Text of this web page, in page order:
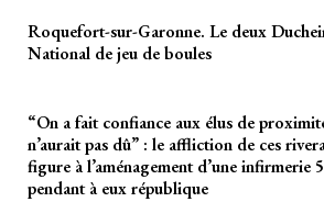
Roquefort-sur-Garonne. Le deux
National de jeu de boules
“On a fait confiance aux élus de
n’aurait pas dû” : le affliction de ces
figure à l’aménagement d’une infirmerie
pendant à eux république